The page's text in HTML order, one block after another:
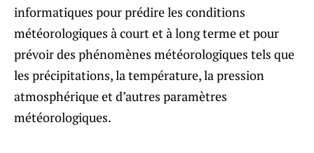
informatiques pour prédire les conditions
météorologiques à court et à long terme et pour
prévoir des phénomènes météorologiques tels que
les précipitations, la température, la pression
atmosphérique et d’autres paramètres
météorologiques.